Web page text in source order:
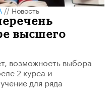
//Новость
высшего
возможность выбора
2 курса и
для ряда